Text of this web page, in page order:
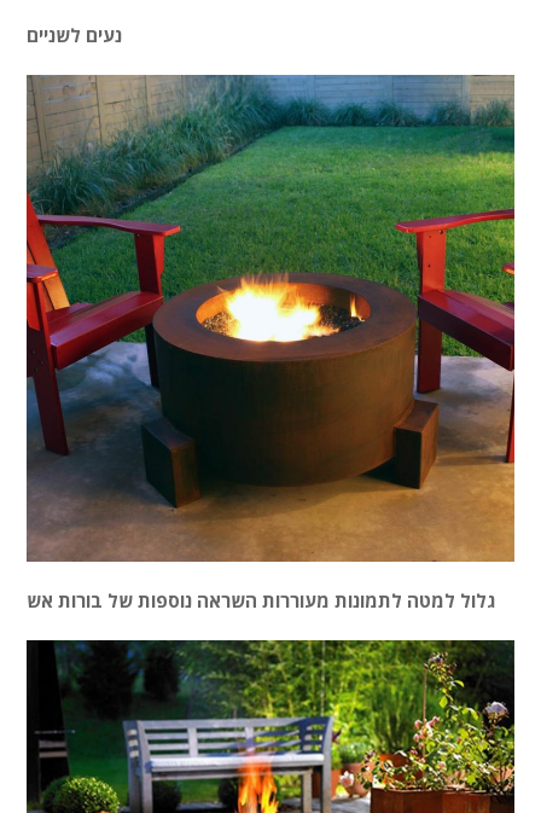
נעים לשניים
גלול למטה לתמונות מעוררות השראה נוספות של בורות אש